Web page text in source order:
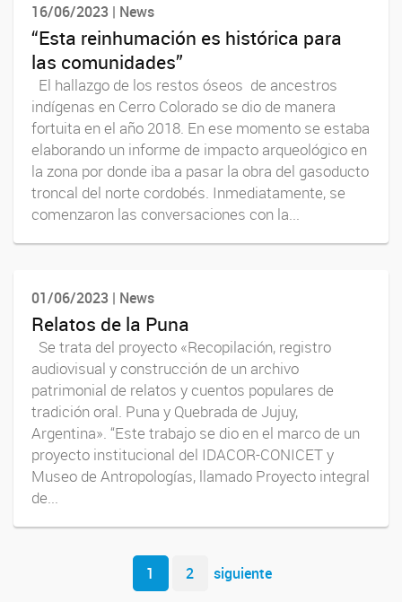
16/06/2023 | News
“Esta reinhumación es histórica para
las comunidades”
El hallazgo de los restos óseos de ancestros
indígenas en Cerro Colorado se dio de manera
fortuita en el año 2018. En ese momento se estaba
elaborando un informe de impacto arqueológico en
la zona por donde iba a pasar la obra del gasoducto
troncal del norte cordobés. Inmediatamente, se
comenzaron las conversaciones con la...
01/06/2023 | News
Relatos de la Puna
Se trata del proyecto «Recopilación, registro
audiovisual y construcción de un archivo
patrimonial de relatos y cuentos populares de
tradición oral. Puna y Quebrada de Jujuy,
Argentina». “Este trabajo se dio en el marco de un
proyecto institucional del IDACOR-CONICET y
Museo de Antropologías, llamado Proyecto integral
de...
Navegador de artículos
1 2 siguiente